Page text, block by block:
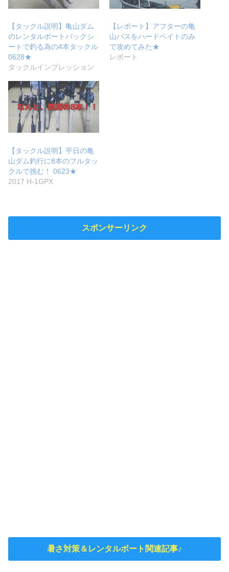
【タックル説明】亀山ダム
のレンタルボートバックシ
ートで釣る為の4本タックル
0628★
タックルインプレッション
【レポート】アフターの亀
山バスをハードベイトのみ
で攻めてみた★
レポート
【タックル説明】平日の亀
山ダム釣行に8本のフルタッ
クルで挑む！ 0623★
2017 H-1GPX
スポンサーリンク
暑さ対策＆レンタルボート関連記事♪